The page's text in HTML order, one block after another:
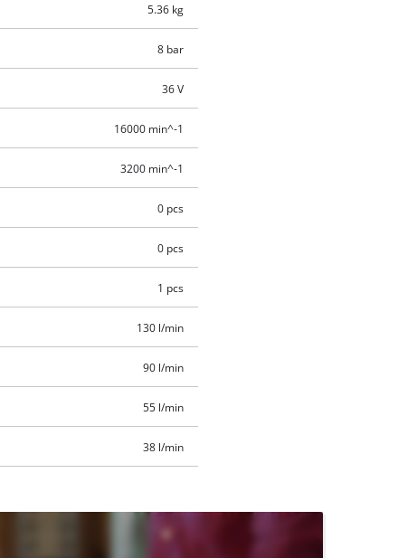
5.36 kg
8 bar
36 V
16000 min^-1
3200 min^-1
0 pcs
0 pcs
1 pcs
130 l/min
90 l/min
55 l/min
38 l/min